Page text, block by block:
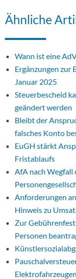
Ähnliche
Wann ist eine
Ergänzungen zur
Januar 2025
Steuerbescheid
geändert werden
Bleibt der
falsches Konto
EuGH stärkt
Fristablaufs
AfA nach Wegfall
Anforderungen
Hinweis zu
Zur
Personen
Elektrofahrzeugen